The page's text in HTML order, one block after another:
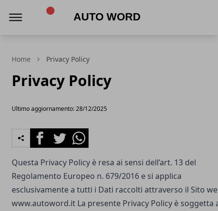
Home Privacy Policy
Privacy Policy
Ultimo aggiornamento: 28/12/2025
FacebookTwitterWhatsapp
Questa Privacy Policy è resa ai sensi dell’art. 13 del
Regolamento Europeo n. 679/2016 e si applica
esclusivamente a tutti i Dati raccolti attraverso il Sito
www.autoword.it La presente Privacy Policy è soggetta